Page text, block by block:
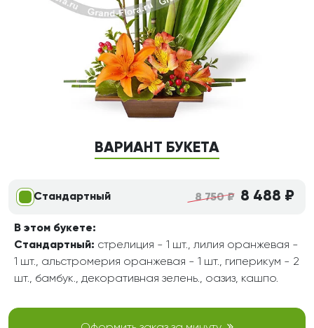
ВАРИАНТ БУКЕТА
Стандартный 8 750 ₽ 8 488 ₽
В этом букете:
Стандартный: стрелиция - 1 шт., лилия оранжевая -
1 шт., альстромерия оранжевая - 1 шт., гиперикум - 2
шт., бамбук., декоративная зелень., оазиз, кашпо.